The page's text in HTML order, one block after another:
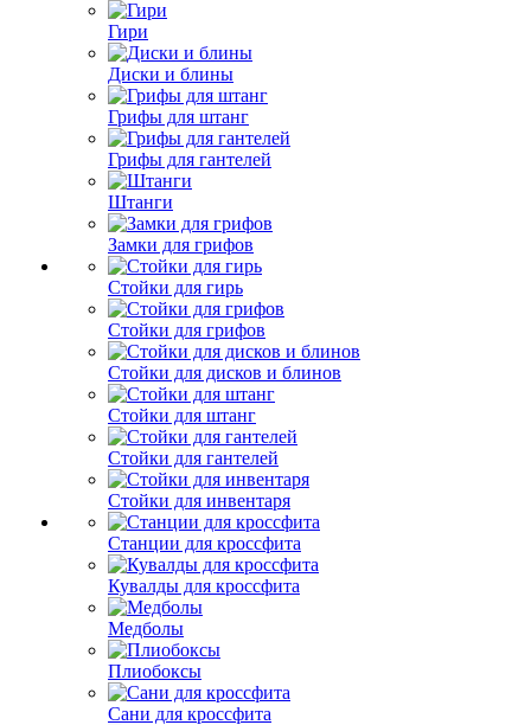
Гири
Диски и блины
Грифы для штанг
Грифы для гантелей
Штанги
Замки для грифов
Стойки для гирь
Стойки для грифов
Стойки для дисков и блинов
Стойки для штанг
Стойки для гантелей
Стойки для инвентаря
Станции для кроссфита
Кувалды для кроссфита
Медболы
Плиобоксы
Сани для кроссфита